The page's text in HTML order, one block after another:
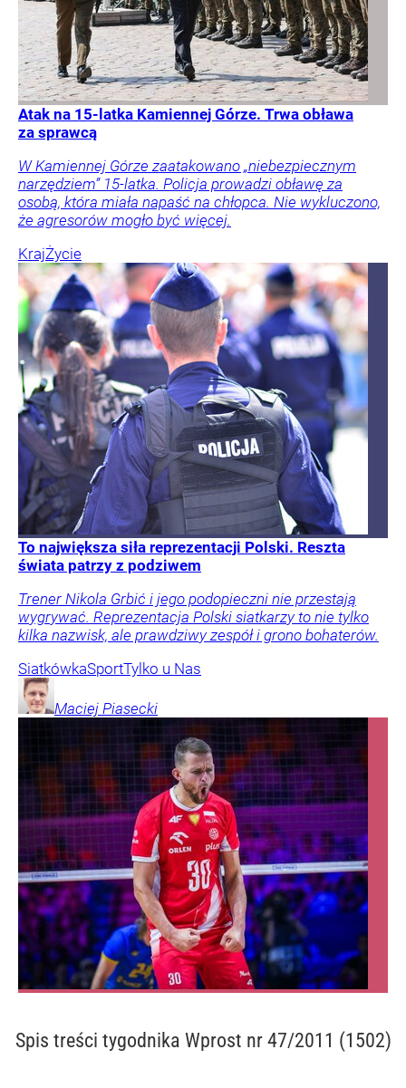
Atak na 15-latka Kamiennej Górze. Trwa obława
za sprawcą
W Kamiennej Górze zaatakowano „niebezpiecznym
narzędziem” 15-latka. Policja prowadzi obławę za
osobą, która miała napaść na chłopca. Nie wykluczono,
że agresorów mogło być więcej.
KrajŻycie
To największa siła reprezentacji Polski. Reszta
świata patrzy z podziwem
Trener Nikola Grbić i jego podopieczni nie przestają
wygrywać. Reprezentacja Polski siatkarzy to nie tylko
kilka nazwisk, ale prawdziwy zespół i grono bohaterów.
SiatkówkaSportTylko u Nas
Maciej Piasecki
Spis treści tygodnika Wprost nr 47/2011 (1502)